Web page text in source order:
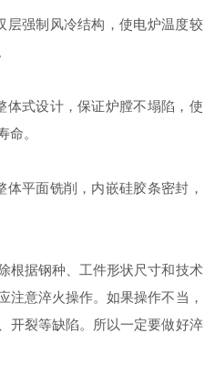
强制风冷结构，使电炉温度较
式设计，保证炉膛不塌陷，使
命。
平面铣削，内嵌硅胶条密封，
据钢种、工件形状尺寸和技术
注意淬火操作。如果操作不当，
开裂等缺陷。所以一定要做好淬